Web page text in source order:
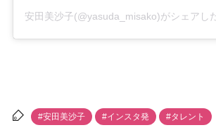
安田美沙子(@yasuda_misako)がシェアし
#安田美沙子 #インスタ発 #タレント